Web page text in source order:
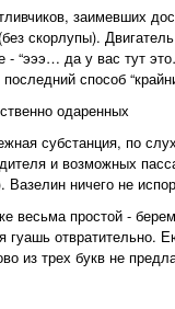
заимевших
скорлупы).
- “эээ… да у вас тут
способ
одаренных
субстанция, по
и возможных
ничего не
весьма простой -
гуашь
из трех букв не